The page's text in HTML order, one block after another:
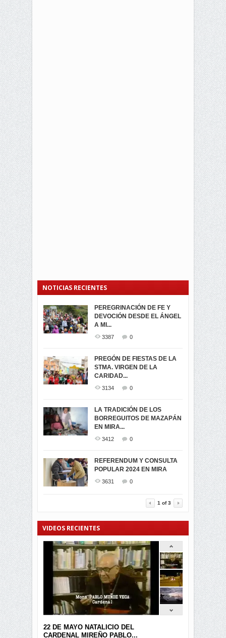
NOTICIAS RECIENTES
PEREGRINACIÓN DE FE Y
DEVOCIÓN DESDE EL ÁNGEL
A MI...
3387 0
PREGÓN DE FIESTAS DE LA
STMA. VIRGEN DE LA
CARIDAD...
3134 0
LA TRADICIÓN DE LOS
BORREGUITOS DE MAZAPÁN
EN MIRA...
3412 0
REFERENDUM Y CONSULTA
POPULAR 2024 EN MIRA
3631 0
PROCESIÓN DE LA VIRGEN
DE LA CARIDAD 2024
3058
-ENCENDIDO DEL ARBOL DE
...
MIRA
3438
TRIUNFO DE...
SEGUNDA VUELTA
ELECCIONES
PRESIDENCIALES 2023 EN
M...
ELECCION CRUCIAL:
SEGUNDA VUELTA
PRESIDENCIAL EL 1...
VIRTUALES ASAMBLEISTAS
POR LA PROVINCIA DEL
CARCHI...
MIRA.EC FUE
GALARDONADA
1 of3
VIDEOS RECIENTES
22 DE MAYO NATALICIO DEL
CARDENAL MIREÑO PABLO...